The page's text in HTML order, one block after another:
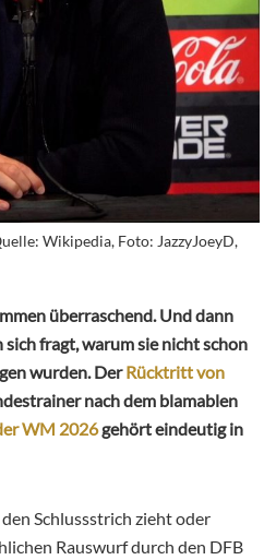
Wikipedia, Foto: JazzyJoeyD,
überraschend. Und dann
sich fragt, warum sie nicht schon
wurden. DerRücktritt von
nach dem blamablen
WM 2026gehört eindeutig in
Schlussstrich zieht oder
Rauswurf durch den DFB